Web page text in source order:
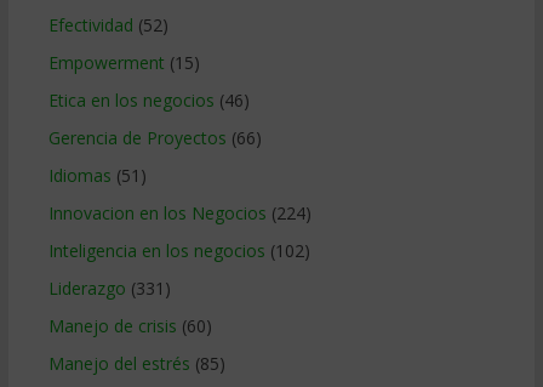
Efectividad (52)
Empowerment (15)
Etica en los negocios (46)
Gerencia de Proyectos (66)
Idiomas (51)
Innovacion en los Negocios (224)
Inteligencia en los negocios (102)
Liderazgo (331)
Manejo de crisis (60)
Manejo del estrés (85)